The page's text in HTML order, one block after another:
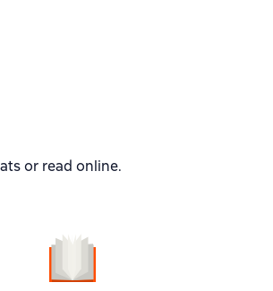
or read online.